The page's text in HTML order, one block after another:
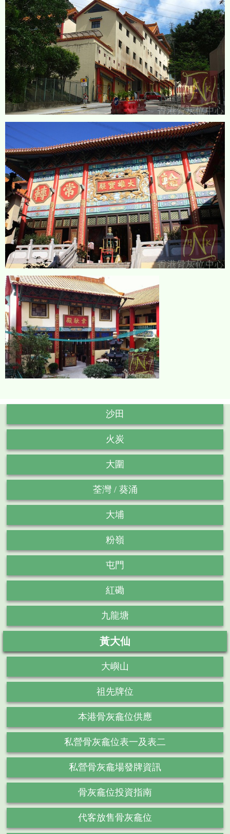
沙田
火炭
大圍
荃灣 / 葵涌
大埔
粉嶺
屯門
紅磡
九龍塘
黃大仙
大嶼山
祖先牌位
本港骨灰龕位供應
私營骨灰龕位表一及表二
私營骨灰龕場發牌資訊
骨灰龕位投資指南
代客放售骨灰龕位